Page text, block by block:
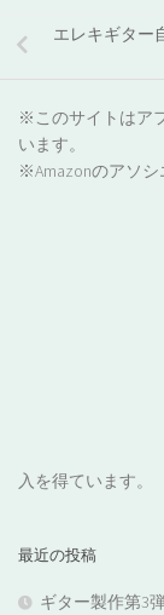
エレキギター
※このサイトはア
います。
※Amazonのアソ
入を得ています。
最近の投稿
ギター製作第3